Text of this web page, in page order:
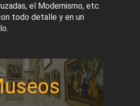
el Modernismo, etc.
todo detalle y en un